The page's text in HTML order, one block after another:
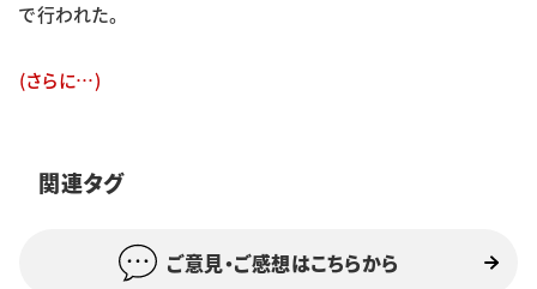
学生社会
で行われた。
(さらに…)
関連タグ
ご意見・ご感想はこちらから